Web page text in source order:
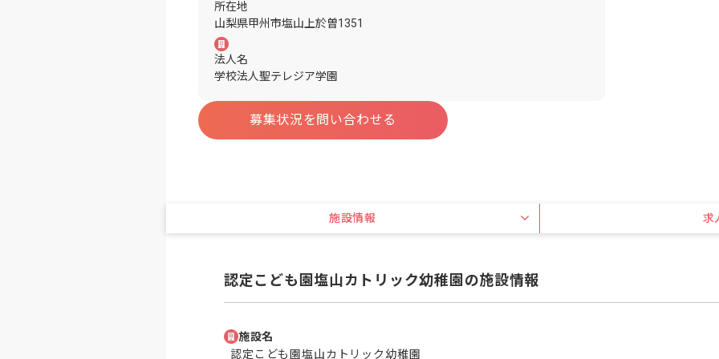
所在地
山梨県甲州市塩山上於曽1351
法人名
学校法人聖テレジア学園
募集状況を問い合わせる
施設情報 求
認定こども園塩山カトリック幼稚園の施設情報
施設名
認定こども園塩山カトリック幼稚園